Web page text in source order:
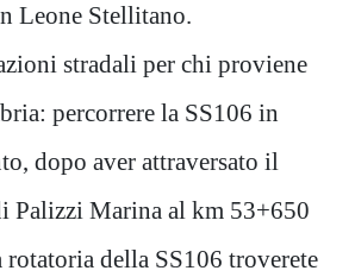
Leone Stellitano.
stradali per chi proviene
percorrere la SS106 in
dopo aver attraversato il
Palizzi Marina al km 53+650
rotatoria della SS106 troverete